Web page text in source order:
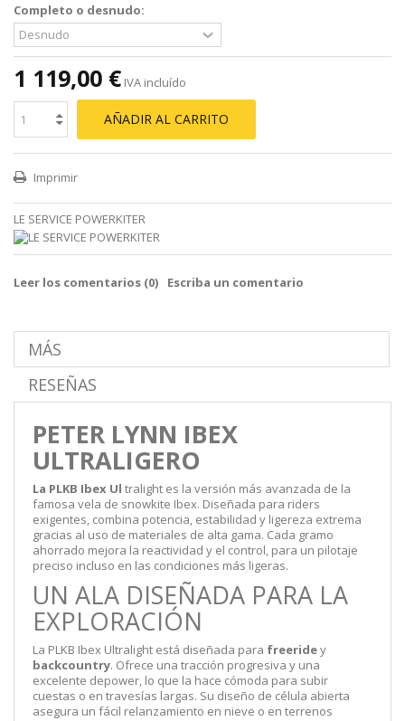
Completo o desnudo:
1 119,00 € IVA incluído
AÑADIR AL CARRITO
Imprimir
LE SERVICE POWERKITER
Leer los comentarios (0) Escriba un comentario
MÁS
RESEÑAS
PETER LYNN IBEX
ULTRALIGERO
La PLKB Ibex Ul tralight es la versión más avanzada de la
famosa vela de snowkite Ibex. Diseñada para riders
exigentes, combina potencia, estabilidad y ligereza extrema
gracias al uso de materiales de alta gama. Cada gramo
ahorrado mejora la reactividad y el control, para un pilotaje
preciso incluso en las condiciones más ligeras.
UN ALA DISEÑADA PARA LA
EXPLORACIÓN
La PLKB Ibex Ultralight está diseñada para freeridey
backcountry. Ofrece una tracción progresiva y una
excelente depower, lo que la hace cómoda para subir
cuestas o en travesías largas. Su diseño de célula abierta
asegura un fácil relanzamiento en nieve o en terrenos